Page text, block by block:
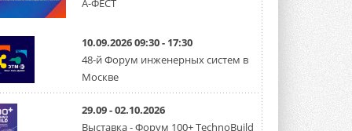
Уже через месяц в России
можно будет устанавливать
солнечные панели в МКД
С 1 сентября снимается запрет на
микрогенерацию в многоквартирных ...
30 ИЮЛЯ 2026
А-ФЕСТ
10.09.2026 09:30 - 17:30
48-й Форум инженерных систем в
Москве
29.09 - 02.10.2026
Выставка - Форум 100+ TechnoBuild